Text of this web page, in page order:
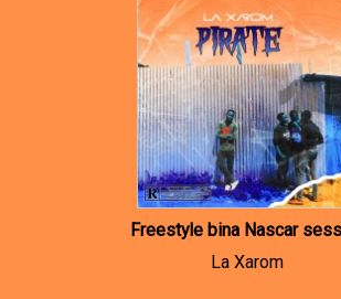
Freestyle bina Nascar
La Xarom